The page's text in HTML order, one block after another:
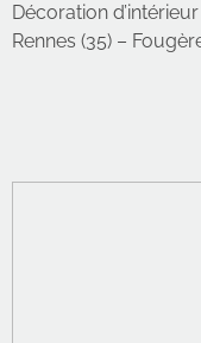
Décoration
Rennes (35) –